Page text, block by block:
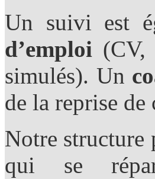
Un suivi est
d’emploi (CV,
simulés). Un
de la reprise
Notre
qui se